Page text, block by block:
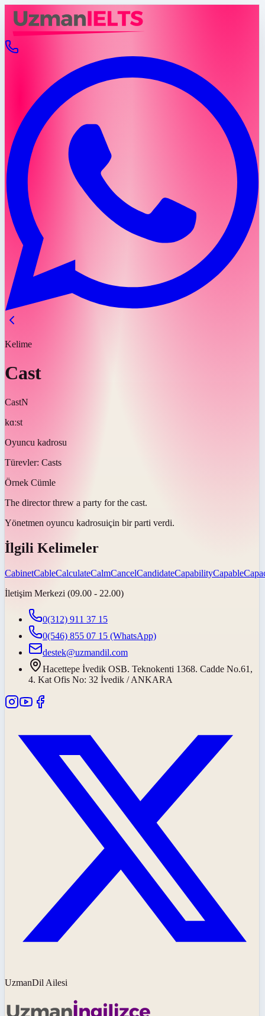
Kelime
Cast
CastN
kɑːst
Oyuncu kadrosu
Türevler: Casts
Örnek Cümle
The director threw a party for the cast.
Yönetmen oyuncu kadrosuiçin bir parti verdi.
İlgili Kelimeler
CabinetCableCalculateCalmCancelCandidateCapabilityCapable
İletişim Merkezi (09.00 - 22.00)
0(312) 911 37 15
0(546) 855 07 15 (WhatsApp)
destek@uzmandil.com
Hacettepe İvedik OSB. Teknokenti 1368. Cadde No.61,
4. Kat Ofis No: 32 İvedik / ANKARA
UzmanDil Ailesi